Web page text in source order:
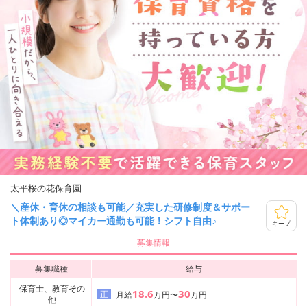
太平桜の花保育園
＼産休・育休の相談も可能／充実した研修制度＆サポー
ト体制あり◎マイカー通勤も可能！シフト自由♪
キープ
募集情報
募集職種
給与
保育士、教育その
他
正 月給18.6万円〜30万円